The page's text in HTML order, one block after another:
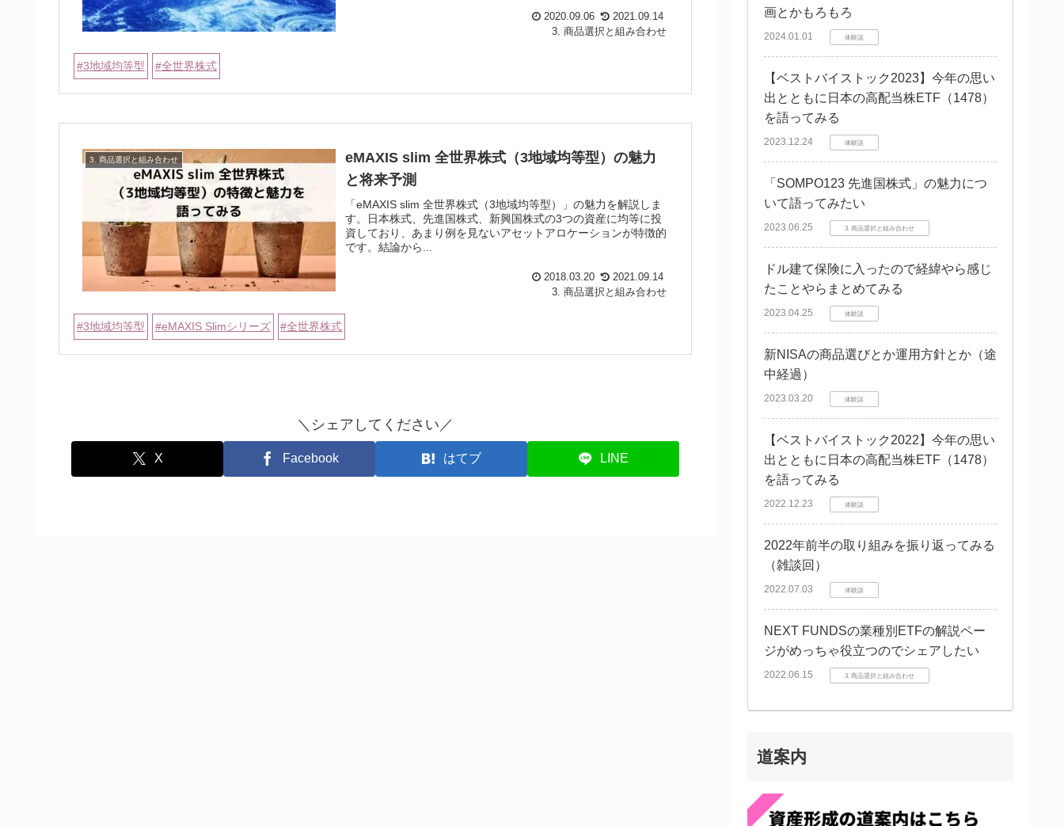
2020.09.06
2021.09.14
3. 商品選択と組み合わせ
3地域均等型 全世界株式
3. 商品選択と組み合わせ
eMAXIS slim 全世界株式（3地域均等型）の魅力
と将来予測
「eMAXIS slim 全世界株式（3地域均等型）」の魅力を解説しま
す。日本株式、先進国株式、新興国株式の3つの資産に均等に投
資しており、あまり例を見ないアセットアロケーションが特徴的
です。結論から...
2018.03.20
2021.09.14
3. 商品選択と組み合わせ
3地域均等型 eMAXIS Slimシリーズ 全世界株式
＼シェアしてください／
X Facebook はてブ LINE
画とかもろもろ
2024.01.01 体験談
【ベストバイストック2023】今年の思い
出とともに日本の高配当株ETF（1478）
を語ってみる
2023.12.24 体験談
「SOMPO123 先進国株式」の魅力につ
いて語ってみたい
2023.06.25 3. 商品選択と組み合わせ
ドル建て保険に入ったので経緯やら感じ
たことやらまとめてみる
2023.04.25 体験談
新NISAの商品選びとか運用方針とか（途
中経過）
2023.03.20 体験談
【ベストバイストック2022】今年の思い
出とともに日本の高配当株ETF（1478）
を語ってみる
2022.12.23 体験談
2022年前半の取り組みを振り返ってみる
（雑談回）
2022.07.03 体験談
NEXT FUNDSの業種別ETFの解説ペー
ジがめっちゃ役立つのでシェアしたい
2022.06.15 3. 商品選択と組み合わせ
道案内